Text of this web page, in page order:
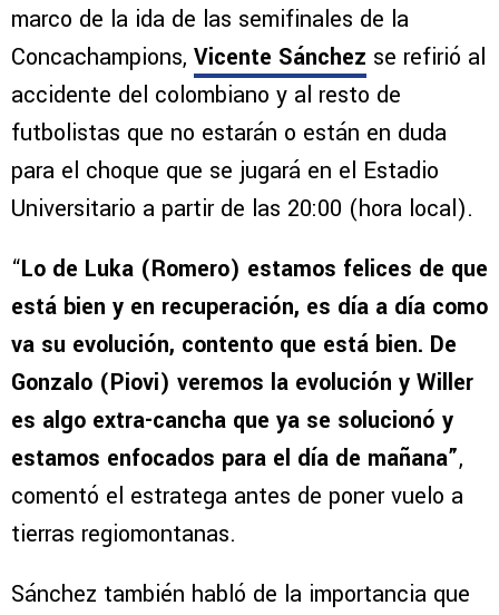
marco de la ida de las semifinales de la
Concachampions, Vicente Sánchez se refirió al
accidente del colombiano y al resto de
futbolistas que no estarán o están en duda
para el choque que se jugará en el Estadio
Universitario a partir de las 20:00 (hora local).
“Lo de Luka (Romero) estamos felices de que
está bien y en recuperación, es día a día como
va su evolución, contento que está bien. De
Gonzalo (Piovi) veremos la evolución y Willer
es algo extra-cancha que ya se solucionó y
estamos enfocados para el día de mañana”,
comentó el estratega antes de poner vuelo a
tierras regiomontanas.
Sánchez también habló de la importancia que